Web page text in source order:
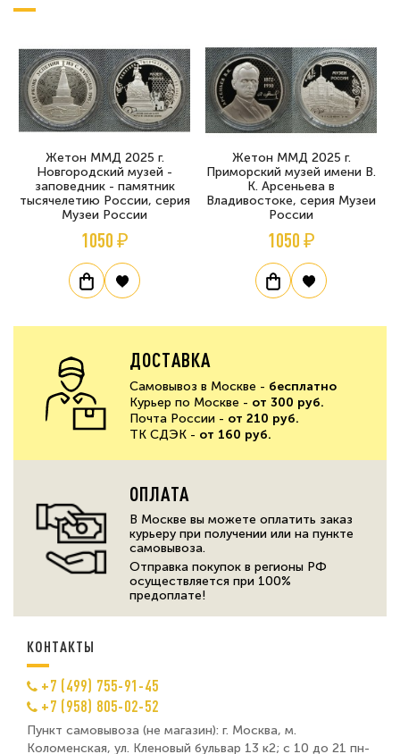
Жетон ММД 2025 г.
Новгородский музей -
заповедник - памятник
тысячелетию России, серия
Музеи России
1050 ₽
Жетон ММД 2025 г.
Приморский музей имени В.
К. Арсеньева в
Владивостоке, серия Музеи
России
1050 ₽
ДОСТАВКА
Самовывоз в Москве - бесплатно
Курьер по Москве - от 300 руб.
Почта России - от 210 руб.
ТК СДЭК - от 160 руб.
ОПЛАТА
В Москве вы можете оплатить заказ
курьеру при получении или на пункте
самовывоза.
Отправка покупок в регионы РФ
осуществляется при 100%
предоплате!
КОНТАКТЫ
+7 (499) 755-91-45
+7 (958) 805-02-52
Пункт самовывоза (не магазин): г. Москва, м.
Коломенская, ул. Кленовый бульвар 13 к2; с 10 до 21 пн-